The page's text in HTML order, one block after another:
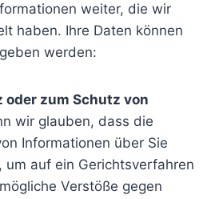
weiter, die wir
haben. Ihre Daten können
werden:
oder zum Schutz von
wir glauben, dass die
Informationen über Sie
um auf ein Gerichtsverfahren
Verstöße gegen